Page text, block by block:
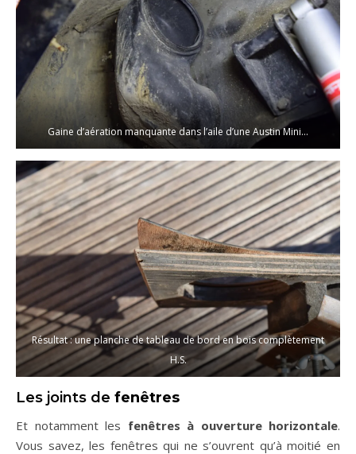
Gaine d’aération manquante dans l’aile d’une Austin Mini…
Résultat : une planche de tableau de bord en bois complètement
H.S.
Les joints de fenêtres
Et notamment les fenêtres à ouverture horizontale.
Vous savez, les fenêtres qui ne s’ouvrent qu’à moitié en